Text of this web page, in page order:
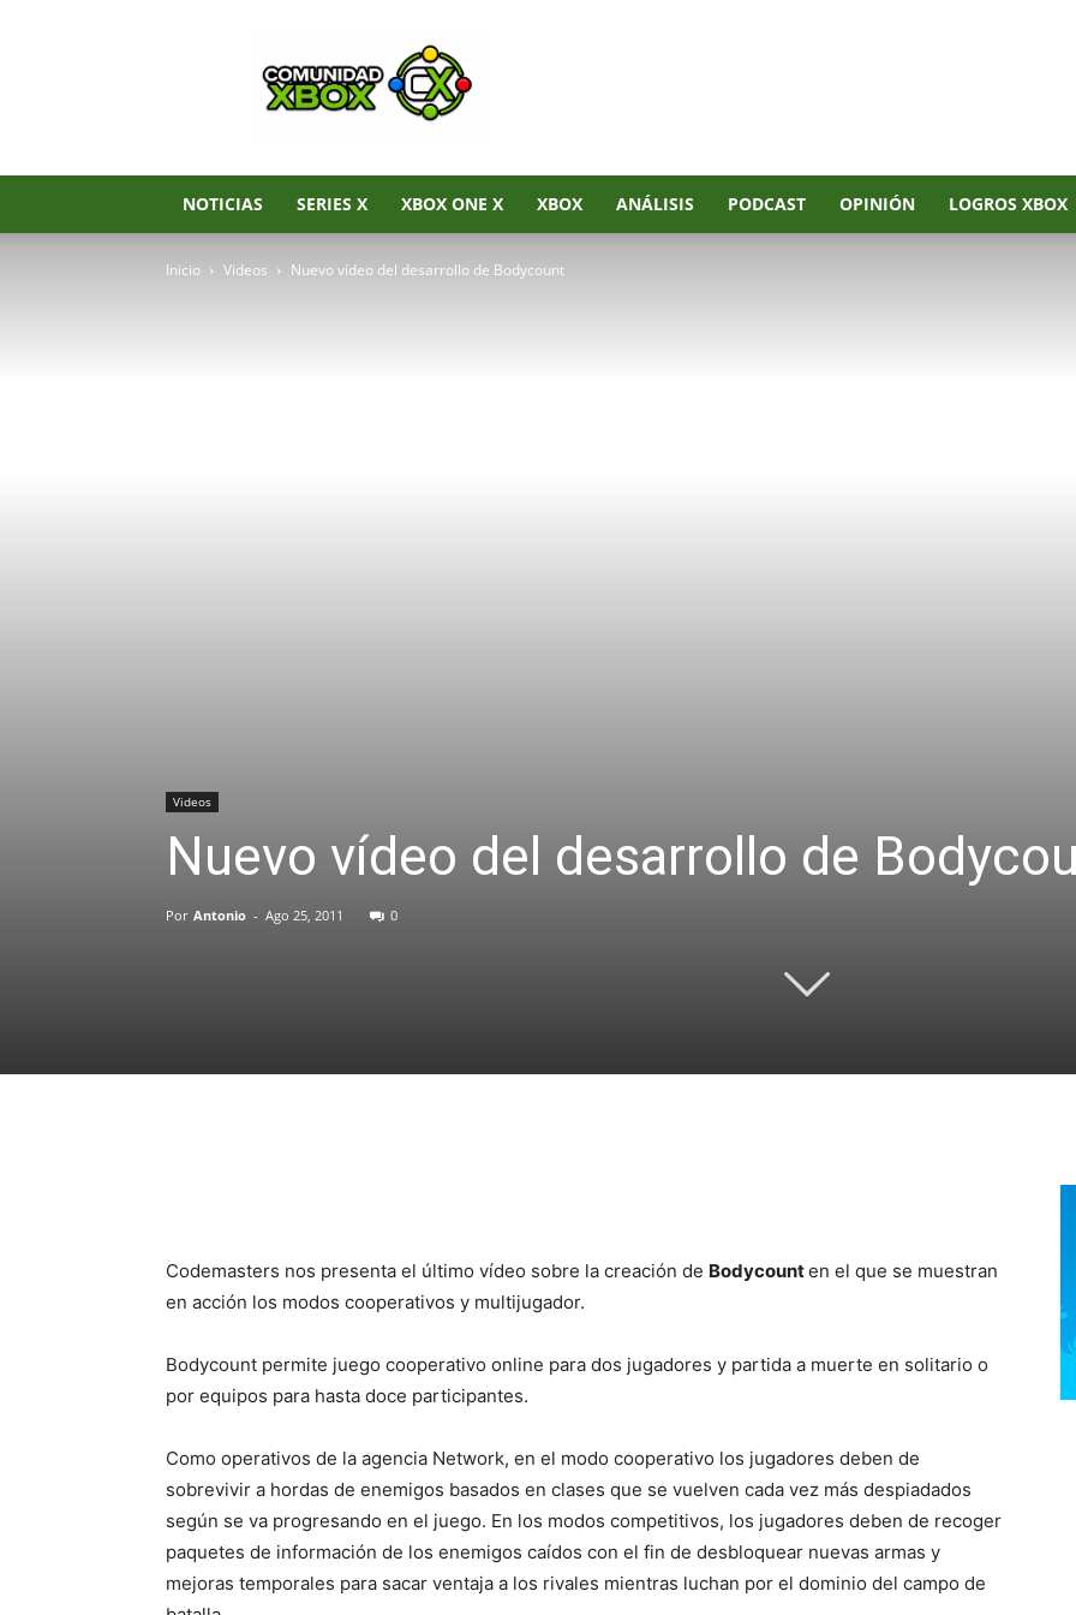
Noticias
de
Xbox
Series
Xbox
One
360
NOTICIAS SERIES X XBOX ONE X XBOX ANÁLISIS PODCAST OPINIÓN LOGROS XBOX
Inicio Videos Nuevo vídeo del desarrollo de Bodycount
Videos
Nuevo vídeo del desarrollo de
Por Antonio - Ago 25, 2011 0
Codemasters nos presenta el último vídeo sobre la creación de Bodycounten el que se muestran
en acción los modos cooperativos y multijugador.
Bodycount permite juego cooperativo online para dos jugadores y partida a muerte en solitario o
por equipos para hasta doce participantes.
Como operativos de la agencia Network, en el modo cooperativo los jugadores deben de
sobrevivir a hordas de enemigos basados en clases que se vuelven cada vez más despiadados
según se va progresando en el juego. En los modos competitivos, los jugadores deben de recoger
paquetes de información de los enemigos caídos con el fin de desbloquear nuevas armas y
mejoras temporales para sacar ventaja a los rivales mientras luchan por el dominio del campo de